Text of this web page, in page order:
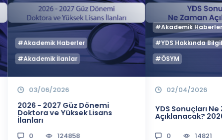
#Akademik Haberler
#Akademik İlanlar
03/06/2026
2026 - 2027 Güz Dönemi
Doktora ve Yüksek Lisans
İlanları
0 124858
#Akademik
#YDS Hakkında
#ÖSYM
02/04/2026
YDS Sonuçları
Açıklanacak?
0 14821